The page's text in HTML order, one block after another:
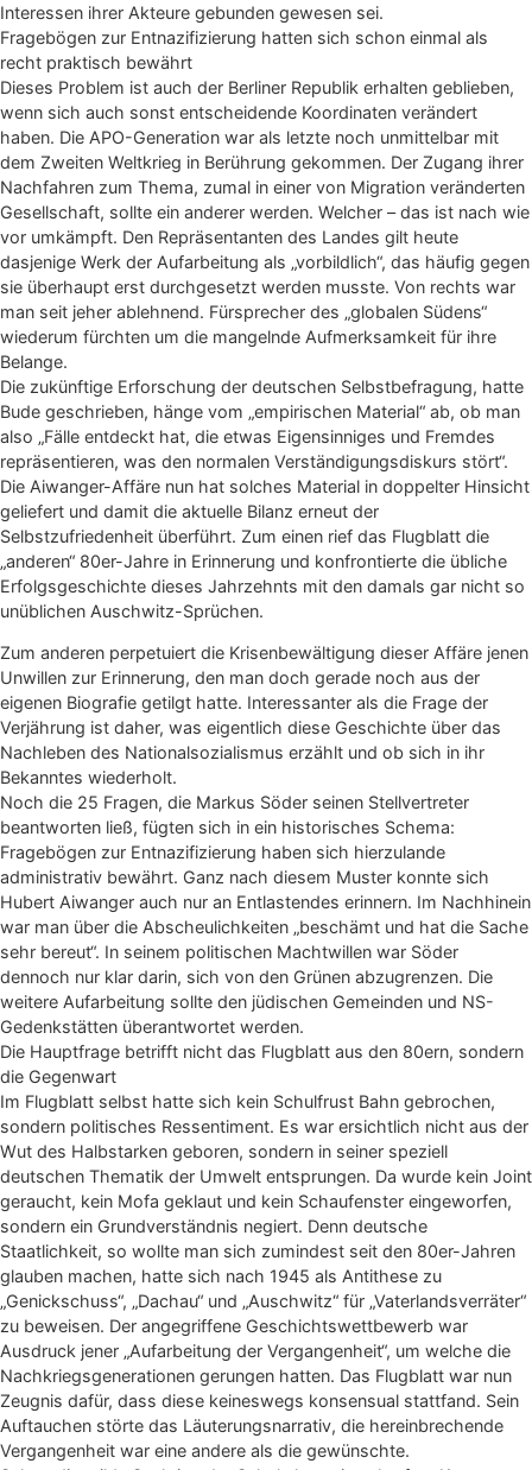
Interessen ihrer Akteure gebunden gewesen sei.
Fragebögen zur Entnazifizierung hatten sich schon einmal als
recht praktisch bewährt
Dieses Problem ist auch der Berliner Republik erhalten geblieben,
wenn sich auch sonst entscheidende Koordinaten verändert
haben. Die APO-Generation war als letzte noch unmittelbar mit
dem Zweiten Weltkrieg in Berührung gekommen. Der Zugang ihrer
Nachfahren zum Thema, zumal in einer von Migration veränderten
Gesellschaft, sollte ein anderer werden. Welcher – das ist nach wie
vor umkämpft. Den Repräsentanten des Landes gilt heute
dasjenige Werk der Aufarbeitung als „vorbildlich“, das häufig gegen
sie überhaupt erst durchgesetzt werden musste. Von rechts war
man seit jeher ablehnend. Fürsprecher des „globalen Südens“
wiederum fürchten um die mangelnde Aufmerksamkeit für ihre
Belange.
Die zukünftige Erforschung der deutschen Selbstbefragung, hatte
Bude geschrieben, hänge vom „empirischen Material“ ab, ob man
also „Fälle entdeckt hat, die etwas Eigensinniges und Fremdes
repräsentieren, was den normalen Verständigungsdiskurs stört“.
Die Aiwanger-Affäre nun hat solches Material in doppelter Hinsicht
geliefert und damit die aktuelle Bilanz erneut der
Selbstzufriedenheit überführt. Zum einen rief das Flugblatt die
„anderen“ 80er-Jahre in Erinnerung und konfrontierte die übliche
Erfolgsgeschichte dieses Jahrzehnts mit den damals gar nicht so
unüblichen Auschwitz-Sprüchen.
Zum anderen perpetuiert die Krisenbewältigung dieser Affäre jenen
Unwillen zur Erinnerung, den man doch gerade noch aus der
eigenen Biografie getilgt hatte. Interessanter als die Frage der
Verjährung ist daher, was eigentlich diese Geschichte über das
Nachleben des Nationalsozialismus erzählt und ob sich in ihr
Bekanntes wiederholt.
Noch die 25 Fragen, die Markus Söder seinen Stellvertreter
beantworten ließ, fügten sich in ein historisches Schema:
Fragebögen zur Entnazifizierung haben sich hierzulande
administrativ bewährt. Ganz nach diesem Muster konnte sich
Hubert Aiwanger auch nur an Entlastendes erinnern. Im Nachhinein
war man über die Abscheulichkeiten „beschämt und hat die Sache
sehr bereut“. In seinem politischen Machtwillen war Söder
dennoch nur klar darin, sich von den Grünen abzugrenzen. Die
weitere Aufarbeitung sollte den jüdischen Gemeinden und NS-
Gedenkstätten überantwortet werden.
Die Hauptfrage betrifft nicht das Flugblatt aus den 80ern, sondern
die Gegenwart
Im Flugblatt selbst hatte sich kein Schulfrust Bahn gebrochen,
sondern politisches Ressentiment. Es war ersichtlich nicht aus der
Wut des Halbstarken geboren, sondern in seiner speziell
deutschen Thematik der Umwelt entsprungen. Da wurde kein Joint
geraucht, kein Mofa geklaut und kein Schaufenster eingeworfen,
sondern ein Grundverständnis negiert. Denn deutsche
Staatlichkeit, so wollte man sich zumindest seit den 80er-Jahren
glauben machen, hatte sich nach 1945 als Antithese zu
„Genickschuss“, „Dachau“ und „Auschwitz“ für „Vaterlandsverräter“
zu beweisen. Der angegriffene Geschichtswettbewerb war
Ausdruck jener „Aufarbeitung der Vergangenheit“, um welche die
Nachkriegsgenerationen gerungen hatten. Das Flugblatt war nun
Zeugnis dafür, dass diese keineswegs konsensual stattfand. Sein
Auftauchen störte das Läuterungsnarrativ, die hereinbrechende
Vergangenheit war eine andere als die gewünschte.